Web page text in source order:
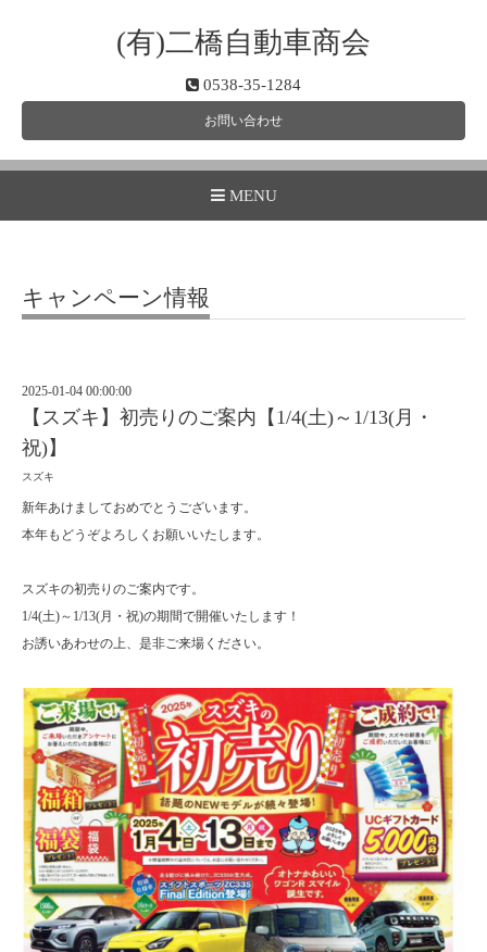
(有)二橋自動車商会
0538-35-1284
お問い合わせ
MENU
キャンペーン情報
2025-01-04 00:00:00
【スズキ】初売りのご案内【1/4(土)～1/13(月・
祝)】
スズキ
新年あけましておめでとうございます。
本年もどうぞよろしくお願いいたします。
スズキの初売りのご案内です。
1/4(土)～1/13(月・祝)の期間で開催いたします！
お誘いあわせの上、是非ご来場ください。